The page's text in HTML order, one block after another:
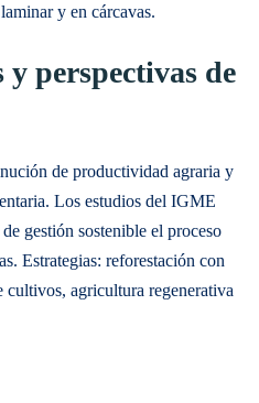
y en cárcavas.
y perspectivas de
de productividad agraria y
Los estudios del IGME
gestión sostenible el proceso
Estrategias: reforestación con
cultivos, agricultura regenerativa